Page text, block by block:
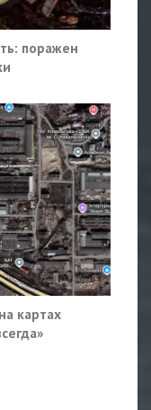
поражен
картах